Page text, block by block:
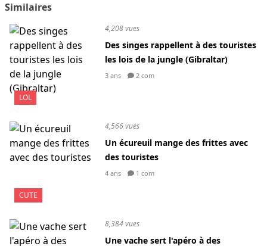
Similaires
LOL
4,208 vues
Des singes rappellent à des touristes
les lois de la jungle (Gibraltar)
3 ans 2 com
CUTE
4,566 vues
Un écureuil mange des frittes avec
des touristes
4 ans 1 com
8,384 vues
Une vache sert l'apéro à des